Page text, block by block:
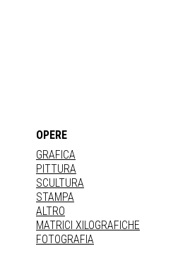
OPERE
GRAFICA
PITTURA
SCULTURA
STAMPA
ALTRO
MATRICI XILOGRAFICHE
FOTOGRAFIA